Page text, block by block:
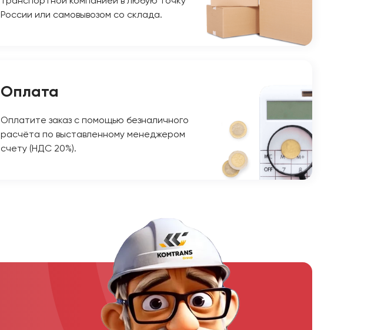
России или самовывозом со склада.
Оплата
Оплатите заказ с помощью безналичного
расчёта по выставленному менеджером
счету (НДС 20%).